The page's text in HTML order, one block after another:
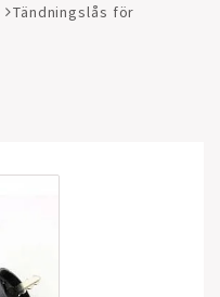
Tändningslås för